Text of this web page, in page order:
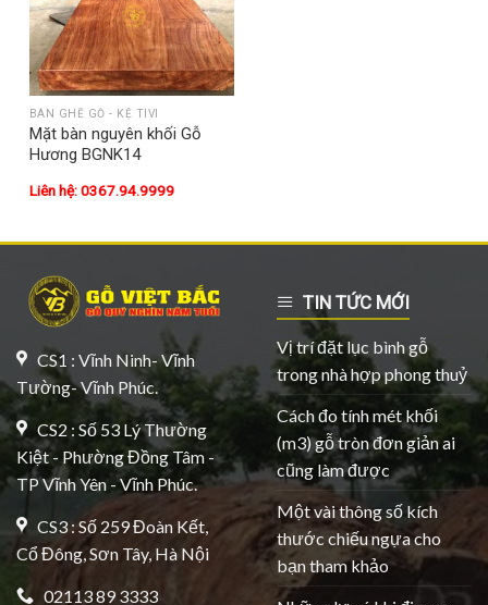
BÀN GHẾ GỖ - KỆ TIVI
Mặt bàn nguyên khối Gỗ
Hương BGNK14
Liên hệ: 0367.94.9999
CS1 : Vĩnh Ninh- Vĩnh
Tường- Vĩnh Phúc.
CS2 : Số 53 Lý Thường
Kiệt - Phường Đồng Tâm -
TP Vĩnh Yên - Vĩnh Phúc.
CS3 : Số 259 Đoàn Kết,
Cổ Đông, Sơn Tây, Hà Nội
02113 89 3333
TIN TỨC MỚI
Vị trí đặt lục bình gỗ
trong nhà hợp phong thuỷ
Cách đo tính mét khối
(m3) gỗ tròn đơn giản ai
cũng làm được
Một vài thông số kích
thước chiếu ngựa cho
bạn tham khảo